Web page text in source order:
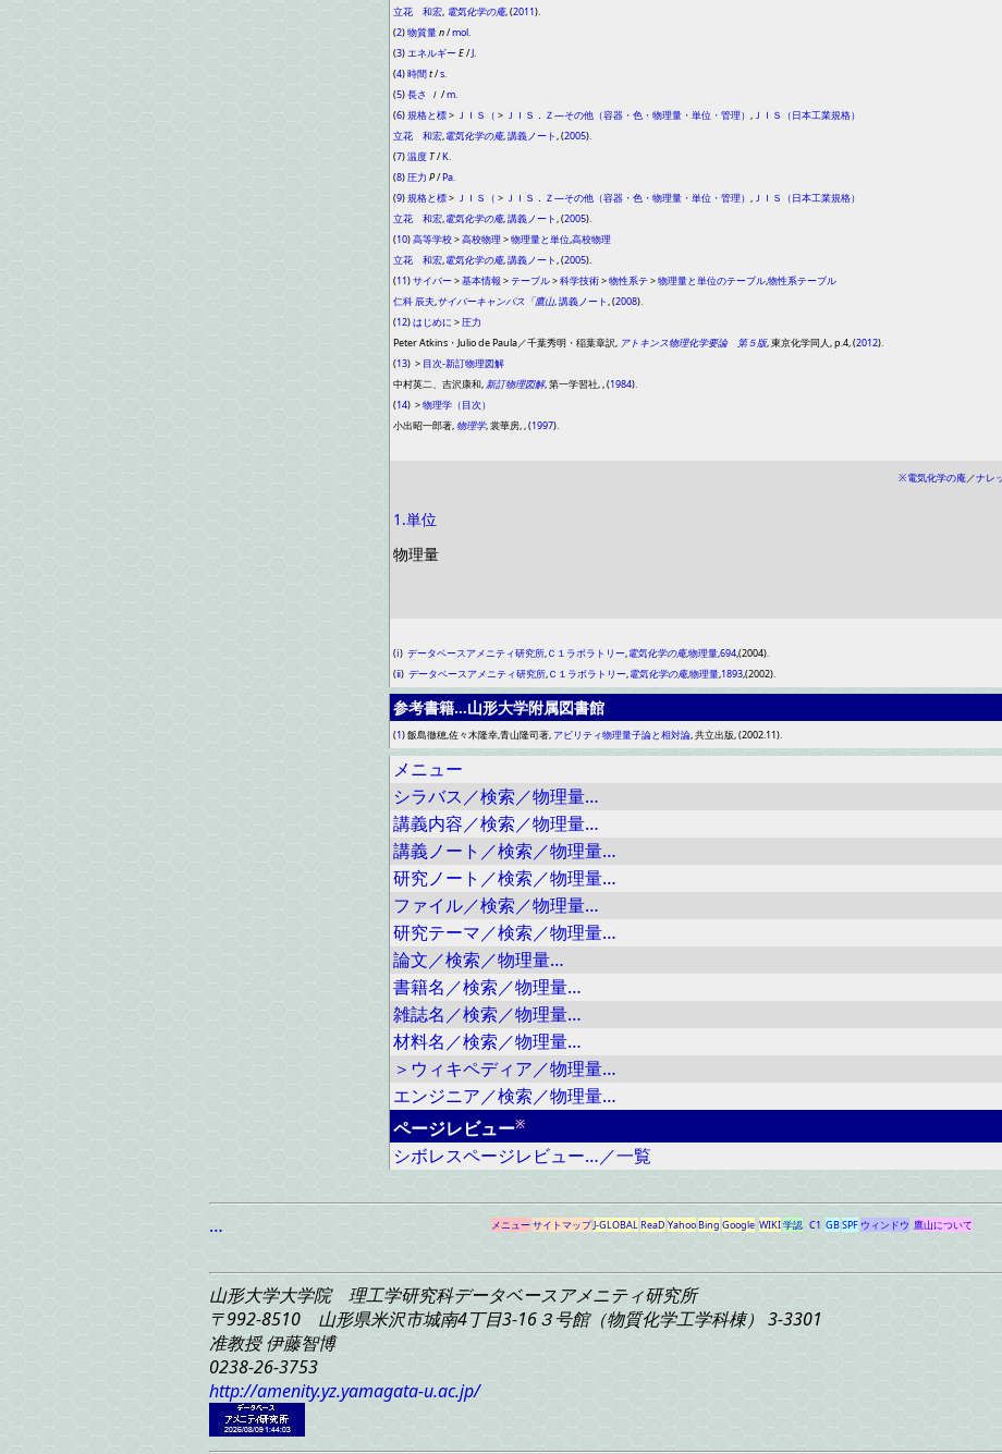
立花 和宏, 電気化学の庵, (2011).
(2)物質量n/mol.
(3)エネルギーE/J.
(4)時間t/s.
(5)長さ ｌ /m.
(6)規格と標> ＪＩＳ（ > ＪＩＳ．Ｚ―その他（容器・色・物理量・単位・管理） , ＪＩＳ（日本工業規格）
立花 和宏,電気化学の庵,講義ノート, (2005).
(7)温度 T/K.
(8)圧力 P/Pa.
(9)規格と標> ＪＩＳ（ > ＪＩＳ．Ｚ―その他（容器・色・物理量・単位・管理） , ＪＩＳ（日本工業規格）
立花 和宏,電気化学の庵,講義ノート, (2005).
(10)高等学校>高校物理>物理量と単位,高校物理
立花 和宏,電気化学の庵,講義ノート, (2005).
(11)サイバー>基本情報 >テーブル>科学技術>物性系テ>物理量と単位のテーブル,物性系テーブル
仁科 辰夫,サイバーキャンパス「鷹山,講義ノート, (2008).
(12)はじめに >圧力
Peter Atkins・Julio de Paula／千葉秀明・稲葉章訳, アトキンス物理化学要論 第５版, 東京化学同人, p.4, (2012).
(13) > 目次-新訂物理図解
中村英二、吉沢康和,新訂物理図解, 第一学習社, , (1984).
(14) >物理学（目次）
小出昭一郎著,物理学, 裳華房, , (1997).
※電気化学の庵／ナレ
1.単位
物理量
(ⅰ) データベースアメニティ研究所,Ｃ１ラボラトリー,電気化学の庵,物理量,694,(2004).
(ⅱ) データベースアメニティ研究所,Ｃ１ラボラトリー,電気化学の庵,物理量,1893,(2002).
参考書籍…山形大学附属図書館
(1) 飯島徹穂,佐々木隆幸,青山隆司著, アビリティ物理量子論と相対論, 共立出版, (2002.11).
メニュー
シラバス／検索／物理量…
講義内容／検索／物理量…
講義ノート／検索／物理量…
研究ノート／検索／物理量…
ファイル／検索／物理量…
研究テーマ／検索／物理量…
論文／検索／物理量…
書籍名／検索／物理量…
雑誌名／検索／物理量…
材料名／検索／物理量…
＞ウィキペディア／物理量…
エンジニア／検索／物理量…
ページレビュー※
シボレスページレビュー…／一覧
… メニューサイトマップJ-GLOBALReaD YahooBing Google WIKI学認 C1 GBSPF ウィンドウ 鷹山について
山形大学大学院 理工学研究科データベースアメニティ研究所
〒992-8510 山形県米沢市城南4丁目3-16３号館（物質化学工学科棟） 3-3301
准教授 伊藤智博
0238-26-3753
http://amenity.yz.yamagata-u.ac.jp/